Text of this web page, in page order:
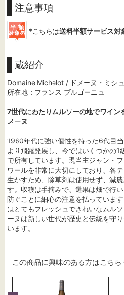
注意事項
*こちらは送料半額サービス対
蔵紹介
Domaine Michelot / ドメーヌ・ミシ
所在地：フランス ブルゴーニュ
7世代にわたりムルソーの地でワイン
メーヌ
1960年代に強い個性を持った6代目
より飛躍発展し、今ではいくつかの1
で所有しています。現当主ジャン・
ワールを非常に大切にしており、各
生かすため、除草剤は使用せず、減
す。収穫は手摘みで、選果は畑で行
防ぐことに細心の注意を払っていま
はとてもフレッシュできれいなムル
ーヌは新しい世代が歴史と伝統を守
います。
この商品に興味のある方はこちら